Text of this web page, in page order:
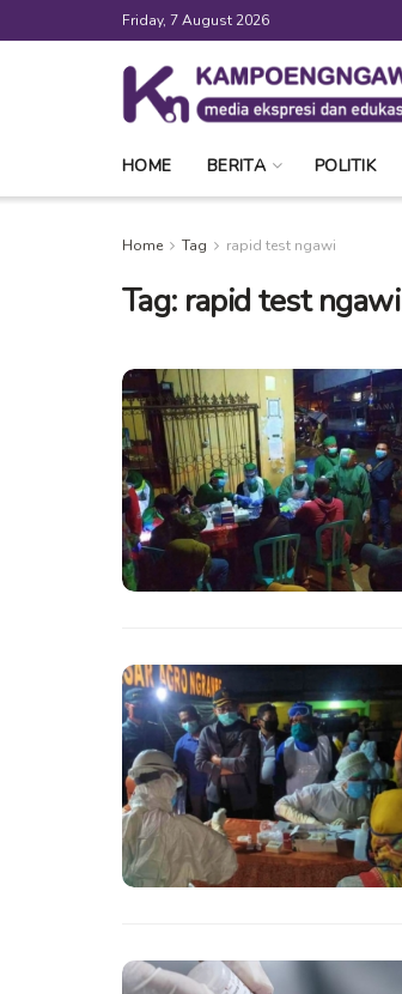
Friday, 7 August 2026
HOME BERITA POLITIK
Home Tag rapid test ngawi
Tag: rapid test ngawi